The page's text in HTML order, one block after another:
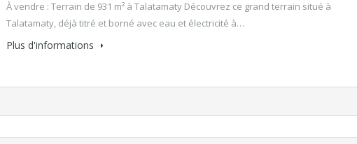
À vendre : Terrain de 931 m² à Talatamaty Découvrez ce grand terrain situé à
Talatamaty, déjà titré et borné avec eau et électricité à…
Plus d'informations